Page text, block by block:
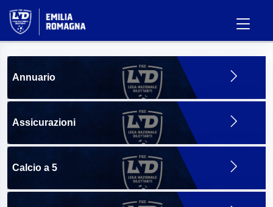
Annuario
Assicurazioni
Calcio a 5